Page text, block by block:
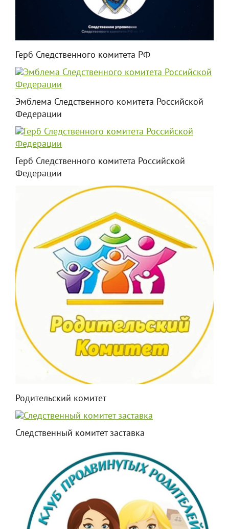
Герб Следственного комитета РФ
Эмблема Следственного комитета Российской
Федерации
Герб Следственного комитета Российской
Федерации
Родительский комитет
Следственный комитет заставка